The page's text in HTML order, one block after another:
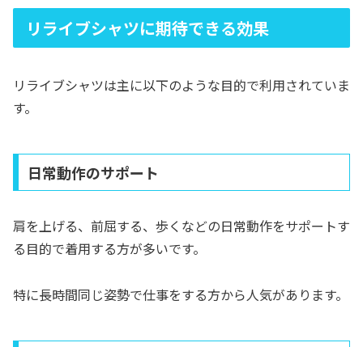
リライブシャツに期待できる効果
リライブシャツは主に以下のような目的で利用されていま
す。
日常動作のサポート
肩を上げる、前屈する、歩くなどの日常動作をサポートす
る目的で着用する方が多いです。
特に長時間同じ姿勢で仕事をする方から人気があります。